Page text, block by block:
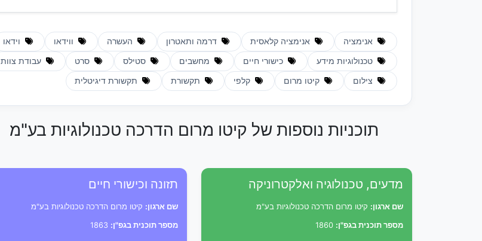
אנימציה אנימציה קלאסית דרמה ותאטרון העשרה ווידאו וידאו
טכנולוגיות מידע כישורי חיים מחשבים סטילס סרט עבודת צוות
צילום קיטו מרום קלפי תקשורת תקשורת דיגיטלית
תוכניות נוספות של קיטו מרום הדרכה טכנולוגיות בע"מ
מדעים, טכנולוגיה ואלקטרוניקה
שם ארגון: קיטו מרום הדרכה טכנולוגיות בע"מ
מספר תוכנית בגפ"ן:
תזונה וכישורי חיים
שם ארגון: קיטו מרום הדרכה טכנולוגיות בע"מ
מספר תוכנית בגפ"ן: